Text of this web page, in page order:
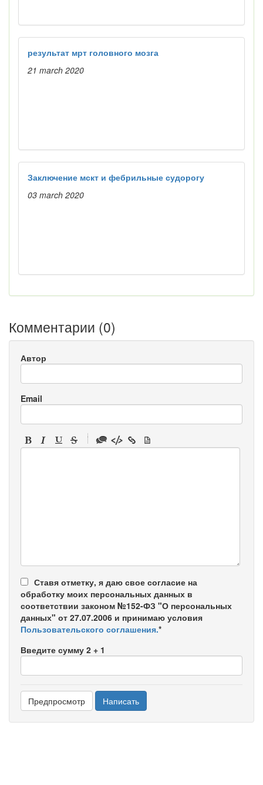
результат мрт головного мозга
21 march 2020
Заключение мскт и фебрильные судорогу
03 march 2020
Комментарии (0)
Автор
Email
-
-
Ставя отметку, я даю свое согласие на
обработку моих персональных данных в
соответствии законом №152-ФЗ "О персональных
данных" от 27.07.2006 и принимаю условия
Пользовательского соглашения.*
Введите сумму 2 + 1